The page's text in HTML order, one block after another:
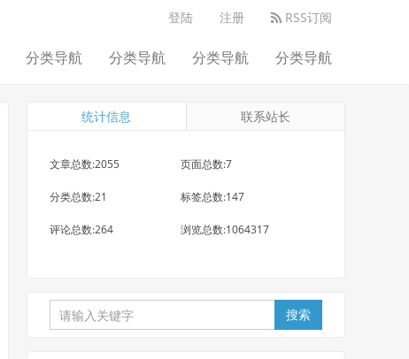
登陆 注册 RSS订阅
分类导航 分类导航 分类导航 分类导航
统计信息 联系站长
文章总数:2055 页面总数:7
分类总数:21 标签总数:147
评论总数:264 浏览总数:1064317
搜索